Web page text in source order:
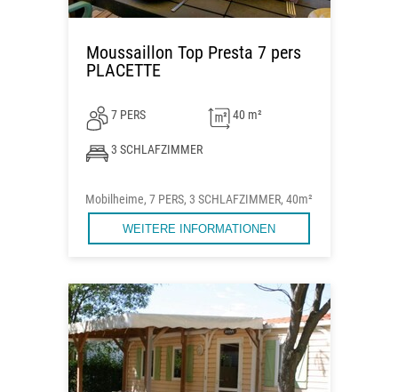
Moussaillon Top Presta 7 pers
PLACETTE
7 PERS 40 m²
3 SCHLAFZIMMER
Mobilheime, 7 PERS, 3 SCHLAFZIMMER, 40m²
WEITERE INFORMATIONEN